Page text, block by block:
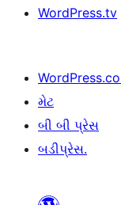
WordPress.tv
મેટ
બી બી પ્રેસ
બડીપ્રેસ.